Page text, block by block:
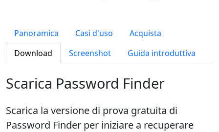
Panoramica Casi d'uso
Acquista
Download
Screenshot Guida introduttiva
Scarica Password Finder
Scarica la versione di prova gratuita di
Password Finder per iniziare a recuperare